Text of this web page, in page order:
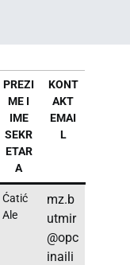
PREZI
ME I
IME
SEKR
ETAR
A
KONT
AKT
EMAI
L
Ćatić
Ale
mz.b
utmir
@opc
inaili